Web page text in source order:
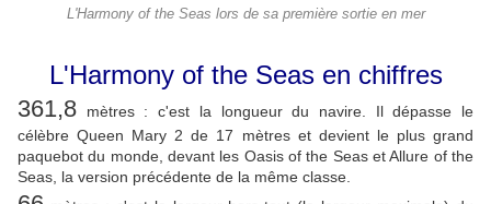
L'Harmony of the Seas lors de sa première sortie en mer
L'Harmony of the Seas en chiffres
361,8 mètres : c'est la longueur du navire. Il dépasse le
célèbre Queen Mary 2 de 17 mètres et devient le plus grand
paquebot du monde, devant les Oasis of the Seas et Allure of the
Seas, la version précédente de la même classe.